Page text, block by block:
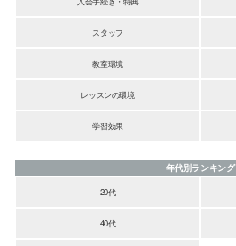
スタッフ
教室環境
レッスンの環境
学習効果
年代別ランキング
20代
40代